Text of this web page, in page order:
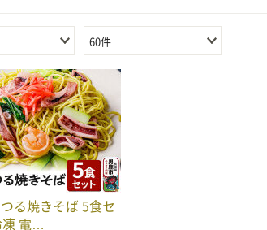
60件
る焼きそば 5食セ
凍 電…